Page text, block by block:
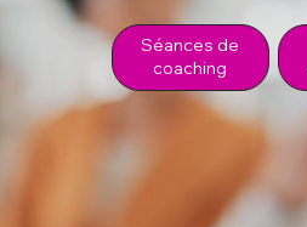
Séances de
coaching